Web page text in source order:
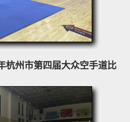
杭州市第四届大众空手道比